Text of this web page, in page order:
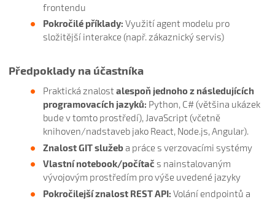
frontendu
Pokročilé příklady: Využití agent modelu pro
složitější interakce (např. zákaznický servis)
Předpoklady na účastníka
Praktická znalost alespoň jednoho z následujících
programovacích jazyků: Python, C# (většina ukázek
bude v tomto prostředí), JavaScript (včetně
knihoven/nadstaveb jako React, Node.js, Angular).
Znalost GIT služeba práce s verzovacími systémy
Vlastní notebook/počítač s nainstalovaným
vývojovým prostředím pro výše uvedené jazyky
Pokročilejší znalost REST API: Volání endpointů a